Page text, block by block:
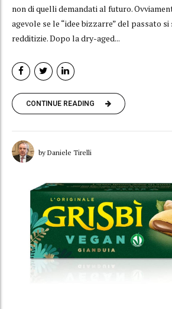
non di quelli demandati al futuro.
agevole se le “idee bizzarre” del passato
redditizie. Dopo la dry-aged...
CONTINUE READING
by Daniele Tirelli